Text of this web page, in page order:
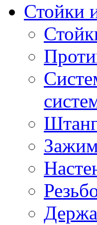
Стойки